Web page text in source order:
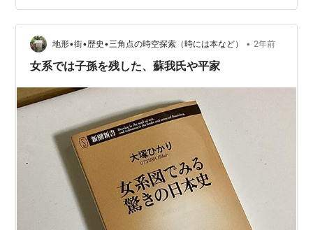
が、古来の習俗に反抗するのは世の常であり、用明天皇
も即位前に神道に挑戦するようなトラブルを起こしたよ
うだ。※敏達７年に伊勢神宮に仕えさせた敏達天皇皇女の
菟道皇女を池辺皇子が犯す事件があり、池辺皇…
地形•街•歴史•三角点の時空探索（時には本など） • 2年前
女系では子孫を残した、蘇我氏や平家